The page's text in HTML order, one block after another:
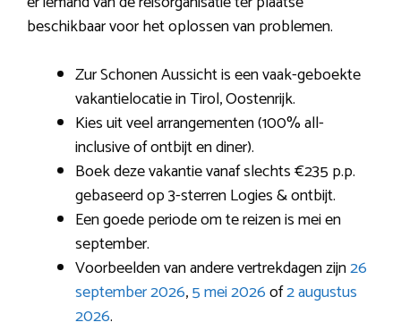
beschikbaar voor het oplossen van problemen.
Zur Schonen Aussicht is een vaak-geboekte
vakantielocatie in Tirol, Oostenrijk.
Kies uit veel arrangementen (100% all-
inclusive of ontbijt en diner).
Boek deze vakantie vanaf slechts €235 p.p.
gebaseerd op 3-sterren Logies & ontbijt.
Een goede periode om te reizen is mei en
september.
Voorbeelden van andere vertrekdagen zijn26
september 2026,5 mei 2026of2 augustus
2026.